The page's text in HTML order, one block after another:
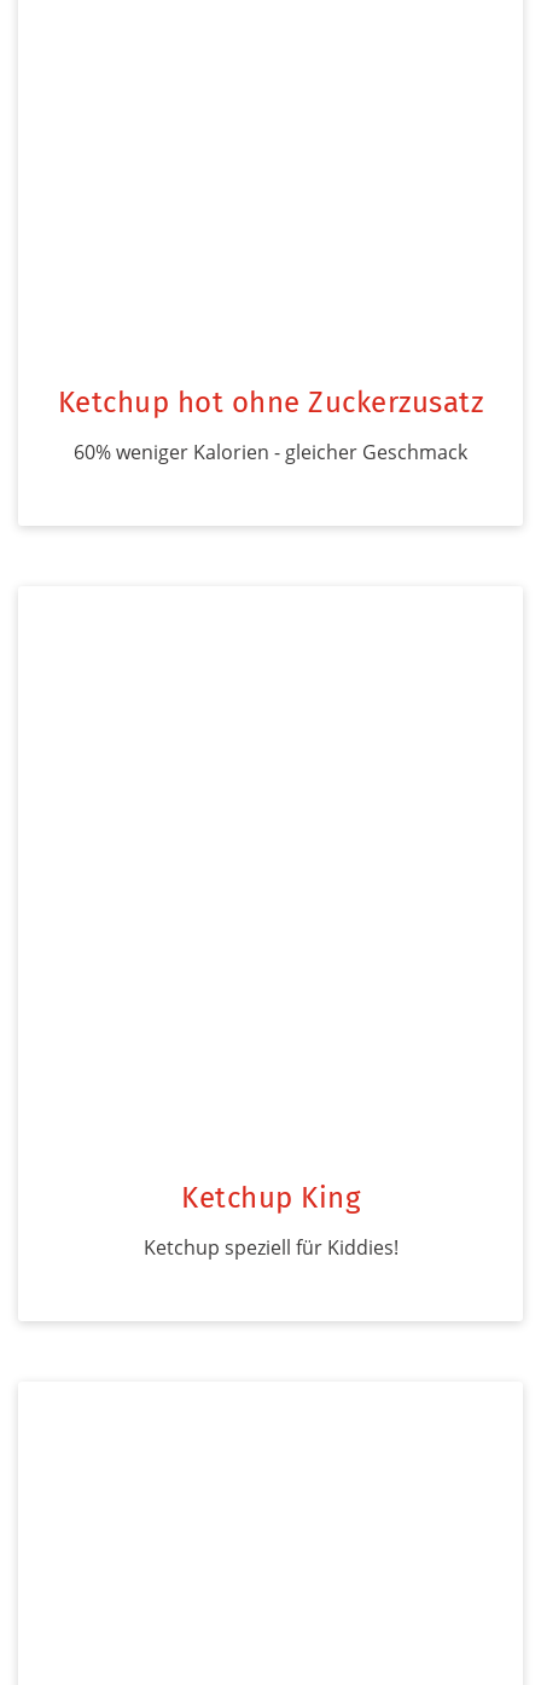
Ketchup hot ohne Zuckerzusatz
60% weniger Kalorien - gleicher Geschmack
Ketchup King
Ketchup speziell für Kiddies!